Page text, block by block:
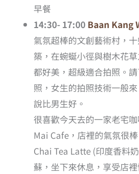
早餐
14:30- 17:00 Baan Kang
氣氛超棒的文創藝術村，
築，在蜿蜒小徑與樹木花
都好美，超級適合拍照。
照，女生的拍照技術一般來
說比男生好。
很喜歡今天去的一家老宅
Mai Cafe，店裡的氣氛很
Chai Tea Latte (印度香料
蘇，坐下來休息，享受店